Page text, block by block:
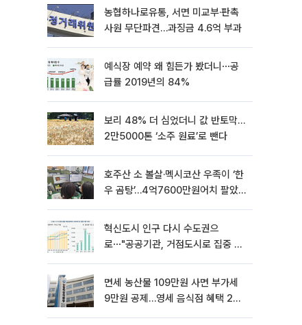
농협하나로유통, 서면 미교부·판촉
사원 무단파견…과징금 4.6억 부과
예식장 예약 왜 힘든가 봤더니⋯공
급률 2019년의 84%
보리 48% 더 심었더니 값 반토막…
2만5000톤 ‘소주 원료’로 뺀다
호주산 소 볼살·멕시코산 우족이 ‘한
우 곰탕’…4억7600만원어치 팔았
혁신도시 인구 다시 수도권으
로⋯"공공기관, 거점도시로 집중 이
면세 농산물 109만원 사면 부가세
9만원 공제…영세 음식점 혜택 2년